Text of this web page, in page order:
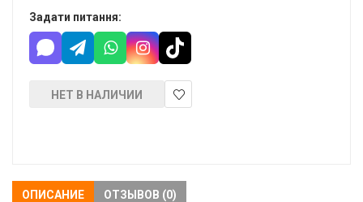
Задати питання:
НЕТ В НАЛИЧИИ
ОПИСАНИЕ ОТЗЫВОВ (0)